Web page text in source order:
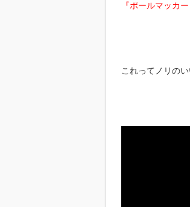
『ポールマッカ
これってノリの